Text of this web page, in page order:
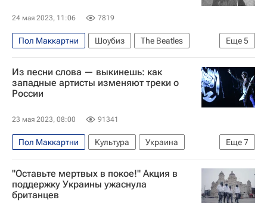
24 мая 2023, 11:06 7819
Еще5
Пол Маккартни Шоубиз
The Beatles
Гамбург (город)
Джон Леннон
Знаменитости
Великобритания
Из песни слова — выкинешь: как
западные артисты изменяют треки о
России
23 мая 2023, 08:00 91341
Еще7
Пол Маккартни Культура
Украина
Киев
Джон Леннон
Клаус Майне
Iron Maiden
Scorpions
СВО
перестройка
"Оставьте мертвых в покое!" Акция в
поддержку Украины ужаснула
британцев